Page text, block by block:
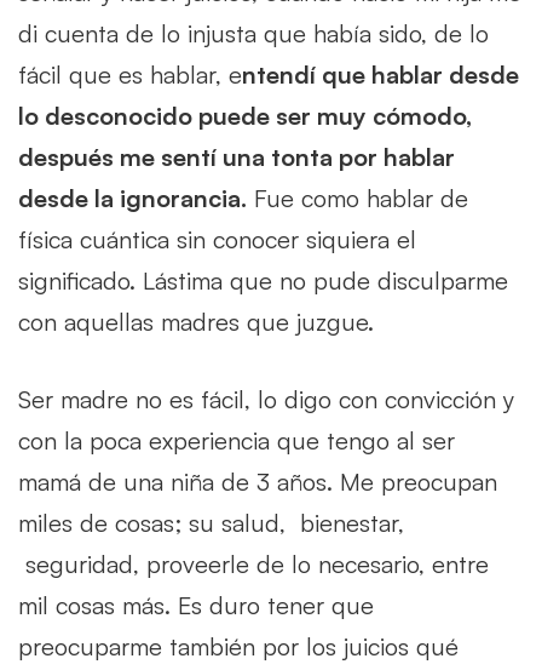
di cuenta de lo injusta que había sido, de lo
fácil que es hablar, entendí que hablar desde
lo desconocido puede ser muy cómodo,
después me sentí una tonta por hablar
desde la ignorancia. Fue como hablar de
física cuántica sin conocer siquiera el
significado. Lástima que no pude disculparme
con aquellas madres que juzgue.
Ser madre no es fácil, lo digo con convicción y
con la poca experiencia que tengo al ser
mamá de una niña de 3 años. Me preocupan
miles de cosas; su salud, bienestar,
seguridad, proveerle de lo necesario, entre
mil cosas más. Es duro tener que
preocuparme también por los juicios qué